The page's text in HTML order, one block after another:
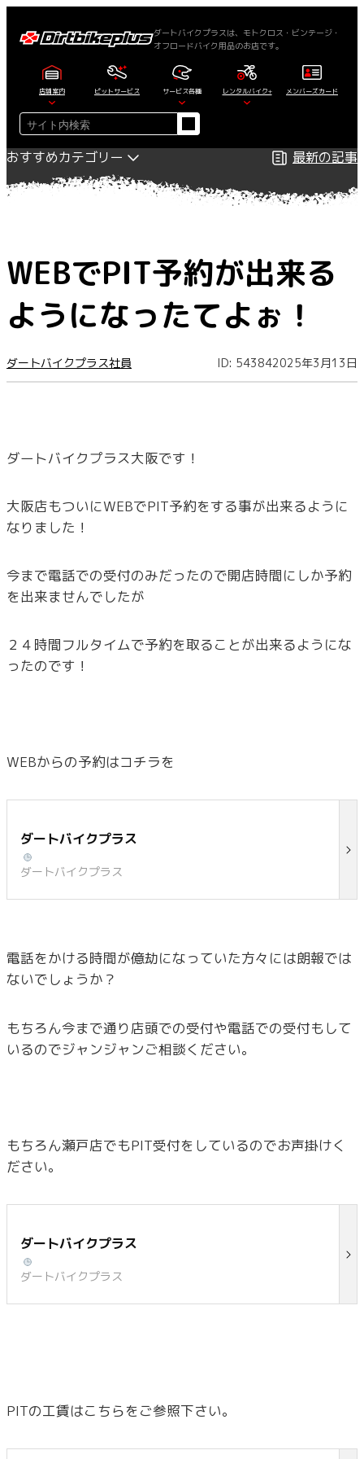
ダートバイクプラスは、モトクロス・ビンテージ・
オフロードバイク用品のお店です。
店舗案内 ピットサービス サービス各種 レンタルバイク+ メンバーズカード
検
索
おすすめカテゴリー
最新の記事
WEBでPIT予約が出来る
ようになったてよぉ！
ダートバイクプラス社員 ID: 543842025年3月13日
ダートバイクプラス大阪です！
大阪店もついにWEBでPIT予約をする事が出来るように
なりました！
今まで電話での受付のみだったので開店時間にしか予約
を出来ませんでしたが
２４時間フルタイムで予約を取ることが出来るようにな
ったのです！
WEBからの予約はコチラを
ダートバイクプラス
ダートバイクプラス
電話をかける時間が億劫になっていた方々には朗報では
ないでしょうか？
もちろん今まで通り店頭での受付や電話での受付もして
いるのでジャンジャンご相談ください。
もちろん瀬戸店でもPIT受付をしているのでお声掛けく
ださい。
ダートバイクプラス
ダートバイクプラス
PITの工賃はこちらをご参照下さい。